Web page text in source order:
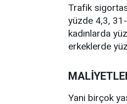
Trafik
yüzde 4,3,
kadınlarda
erkeklerde
Yani birçok